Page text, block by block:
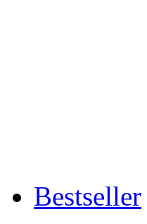
Bestseller